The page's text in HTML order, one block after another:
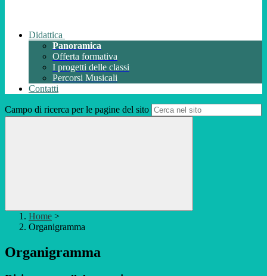
Didattica
Panoramica
Offerta formativa
I progetti delle classi
Percorsi Musicali
Contatti
Campo di ricerca per le pagine del sito
Home >
Organigramma
Organigramma